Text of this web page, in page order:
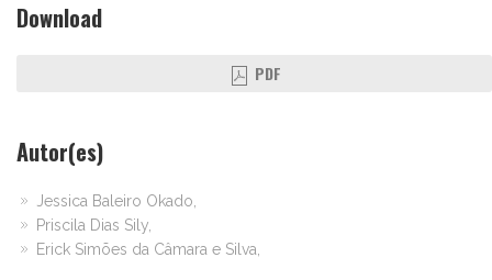
Download
PDF
Autor(es)
Jessica Baleiro Okado,
Priscila Dias Sily,
Erick Simões da Câmara e Silva,